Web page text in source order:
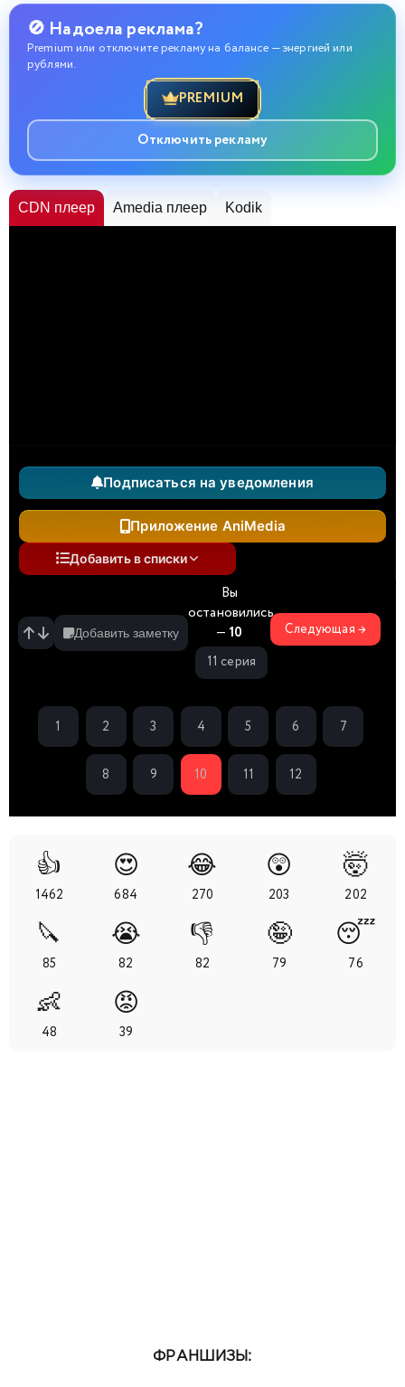
🚫 Надоела реклама?
Premium или отключите рекламу на балансе — энергией или
рублями.
PREMIUM
Отключить рекламу
CDN плеер Amedia плеер Kodik
Подписаться на уведомления
Приложение AniMedia
Добавить в списки
Добавить заметку
Вы
остановились
— 10
11 серия
Следующая →
1 2 3 4 5 6 7
8 9 10 11 12
👍
1462
😍
684
😂
270
😲
203
🤯
202
🔪
85
😭
82
👎
82
🤪
79
😴
76
👶
48
😡
39
ФРАНШИЗЫ: